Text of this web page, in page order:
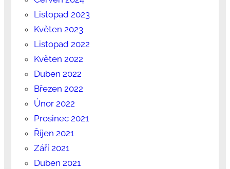
Listopad 2023
Květen 2023
Listopad 2022
Květen 2022
Duben 2022
Březen 2022
Únor 2022
Prosinec 2021
Říjen 2021
Září 2021
Duben 2021